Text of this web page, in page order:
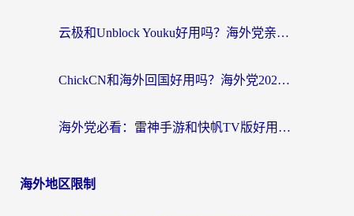
云极和Unblock Youku好用吗？海外党亲测+2026回国加速器避坑指南
ChickCN和海外回国好用吗？海外党2026亲测：从手游到影音，选对加速器的3个关键
海外党必看：雷神手游和快帆TV版好用吗？3步选对回国加速器不踩坑
海外地区限制